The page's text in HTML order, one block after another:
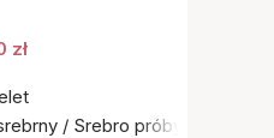
zł
/ Srebro próby 925